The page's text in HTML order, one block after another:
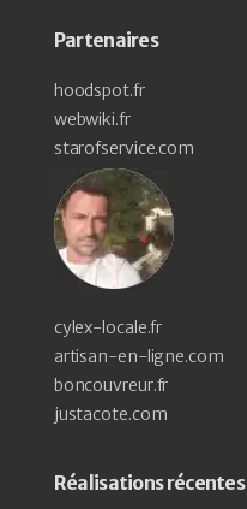
Partenaires
hoodspot.fr
webwiki.fr
starofservice.com
cylex-locale.fr
artisan-en-ligne.com
boncouvreur.fr
justacote.com
Réalisations récentes